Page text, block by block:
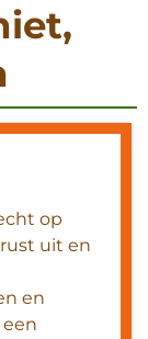
op
uit en
en